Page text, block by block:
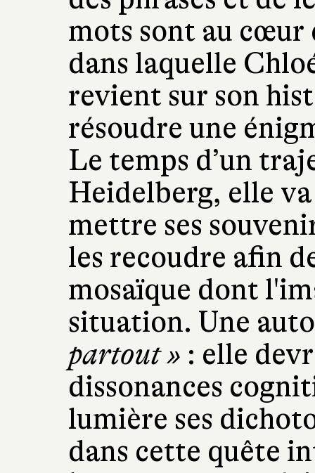
mots sont au
dans laquelle
revient sur son
résoudre une
Le temps d’un
Heidelberg, elle
mettre ses
les recoudre afin
mosaïque dont
situation. Une
partout » : elle
dissonances
lumière ses
dans cette quête